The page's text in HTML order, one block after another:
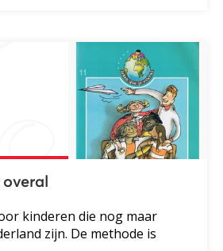
kinderen die nog maar
zijn. De methode is